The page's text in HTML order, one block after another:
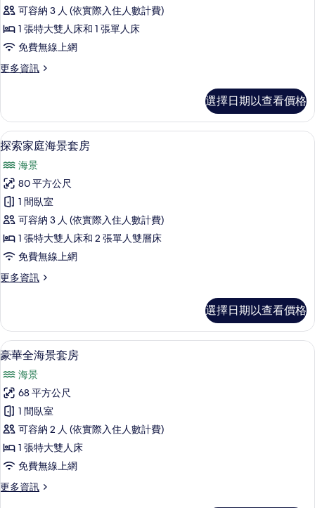
家
庭
海
景
的
所
有
相
片
可容納 3 人 (依實際入住人數計費)
1 張特大雙人床和 1 張單人床
免費無線上網
更多資訊
更
式
家
庭
海
景
房
的
詳
情
選擇日期以查看價格
顯
示
探
索
家
庭
海
景
套
的
所
有
相
片
探索家庭海景套房 | 迷你吧、客房內
5
探索家庭海景套房
海景
80 平方公尺
1 間臥室
可容納 3 人 (依實際入住人數計費)
1 張特大雙人床和 2 張單人雙層床
免費無線上網
更多資訊
更
家
庭
海
套
房
的
詳
情
選擇日期以查看價格
顯
示
豪
華
全
海
景
套
房
迷你吧、客房內保險箱、遮光布/窗簾
5
豪華全海景套房
海景
68 平方公尺
1 間臥室
可容納 2 人 (依實際入住人數計費)
1 張特大雙人床
免費無線上網
更多資訊
更